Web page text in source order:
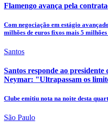
Flamengo avança pela
Com negociação em estágio
milhões de euros fixos mais 5 milhões
Santos
Santos responde ao presidente
Neymar: "Ultrapassam os
Clube emitiu nota na noite desta
São Paulo